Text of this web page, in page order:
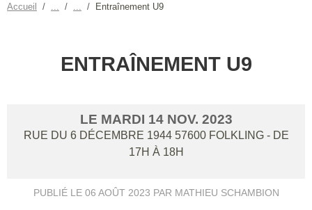
Accueil Entraînement U9
ENTRAÎNEMENT U9
LE MARDI 14 NOV. 2023
RUE DU 6 DÉCEMBRE 1944 57600 FOLKLING - DE
17H À 18H
PUBLIÉ LE 06 AOÛT 2023 PAR MATHIEU SCHAMBION